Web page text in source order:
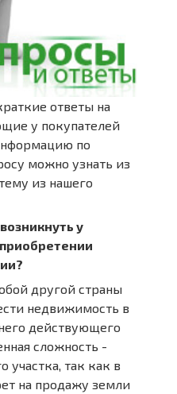
ответы на
у покупателей
по
можно узнать из
из нашего
у
другой страны
недвижимость в
действующего
сложность -
участка, так как в
на продажу земли